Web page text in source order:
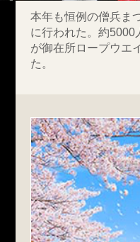
本年も恒例の僧兵ま
に行われた。約5000
が御在所ロープウエ
た。